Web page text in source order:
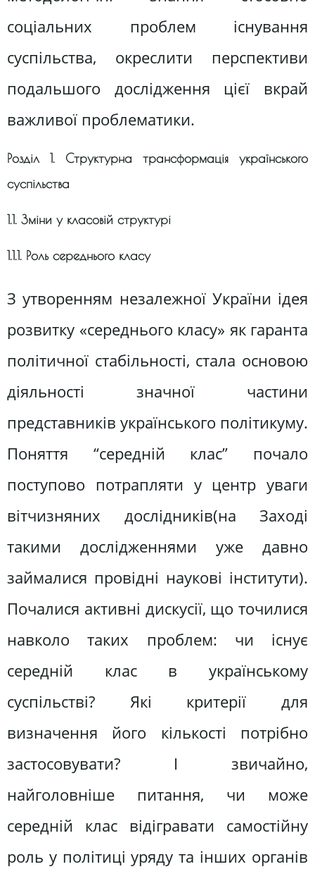
соціальних проблем існування
суспільства, окреслити перспективи
подальшого дослідження цієї вкрай
важливої проблематики.
Розділ 1. Структурна трансформація українського
суспільства
1.1. Зміни у класовій структурі
1.1.1. Роль середнього класу
З утворенням незалежної України ідея
розвитку «середнього класу» як гаранта
політичної стабільності, стала основою
діяльності значної частини
представників українського політикуму.
Поняття “середній клас” почало
поступово потрапляти у центр уваги
вітчизняних дослідників(на Заході
такими дослідженнями уже давно
займалися провідні наукові інститути).
Почалися активні дискусії, що точилися
навколо таких проблем: чи існує
середній клас в українському
суспільстві? Які критерії для
визначення його кількості потрібно
застосовувати? І звичайно,
найголовніше питання, чи може
середній клас відігравати самостійну
роль у політиці уряду та інших органів